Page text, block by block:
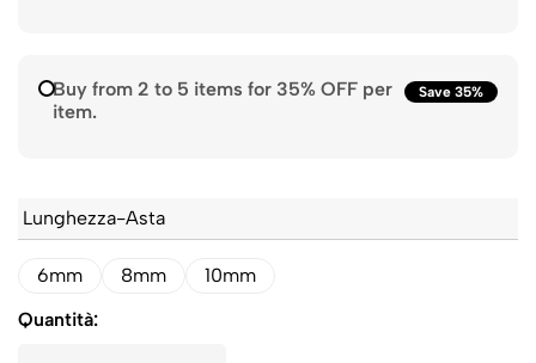
Buy from 2 to 5 items for 35% OFF per
item.
Save 35%
Lunghezza-Asta
6mm 8mm
10mm
Quantità: